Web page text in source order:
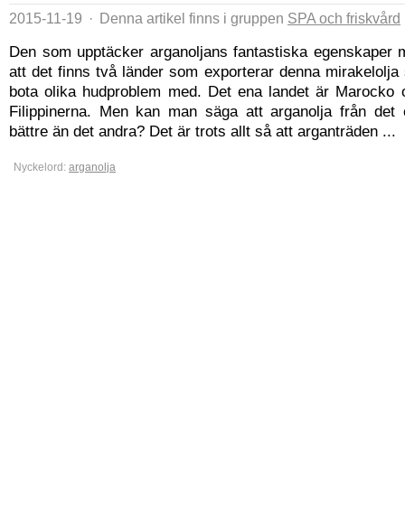
2015-11-19 · Denna artikel finns i gruppen SPA och friskvård
Den som upptäcker arganoljans fantastiska egenskaper
att det finns två länder som exporterar denna mirakelolja
bota olika hudproblem med. Det ena landet är Marocko
Filippinerna. Men kan man säga att arganolja från det
bättre än det andra? Det är trots allt så att arganträden ...
Nyckelord: arganolja